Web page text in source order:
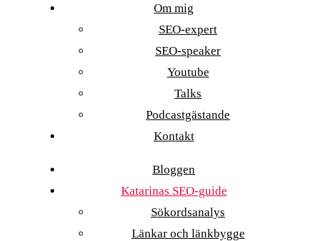
Om mig
SEO-expert
SEO-speaker
Youtube
Talks
Podcastgästande
Kontakt
Bloggen
Katarinas SEO-guide
Sökordsanalys
Länkar och länkbygge